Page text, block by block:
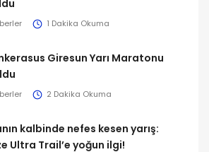
1 Dakika Okuma
Giresun Yarı Maratonu
2 Dakika Okuma
kalbinde nefes kesen yarış:
Ultra Trail’e yoğun ilgi!